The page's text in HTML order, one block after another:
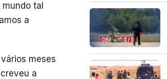
tal
a
meses
a